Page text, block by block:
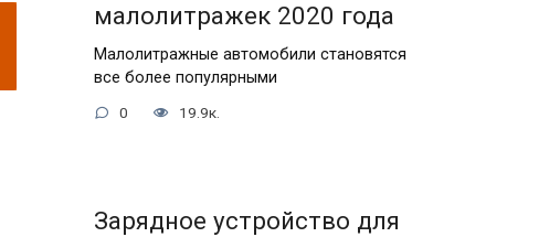
малолитражек 2020 года
Малолитражные автомобили становятся
все более популярными
0 19.9к.
Зарядное устройство для